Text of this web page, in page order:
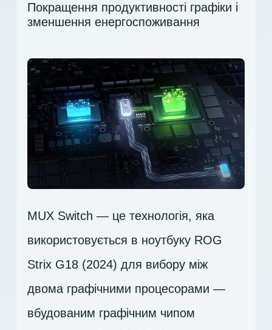
Покращення продуктивності графіки і
зменшення енергоспоживання
MUX Switch — це технологія, яка
використовується в ноутбуку ROG
Strix G18 (2024) для вибору між
двома графічними процесорами —
вбудованим графічним чипом